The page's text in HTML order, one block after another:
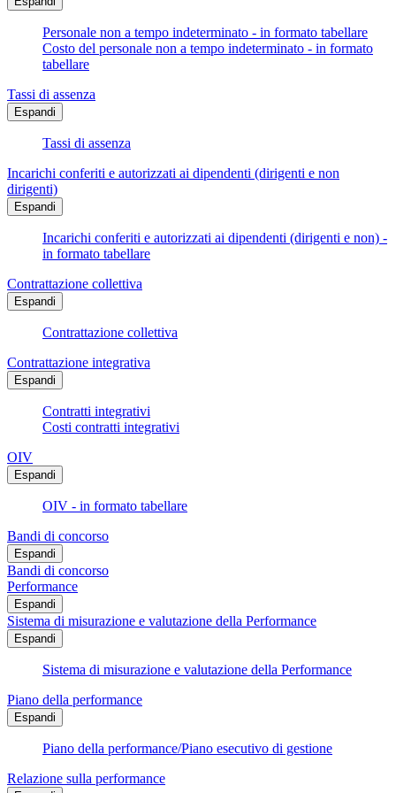
Personale non a tempo indeterminato - in formato tabellare
Costo del personale non a tempo indeterminato - in formato
tabellare
Tassi di assenza
Espandi
Tassi di assenza
Incarichi conferiti e autorizzati ai dipendenti (dirigenti e non
dirigenti)
Espandi
Incarichi conferiti e autorizzati ai dipendenti (dirigenti e non) -
in formato tabellare
Contrattazione collettiva
Espandi
Contrattazione collettiva
Contrattazione integrativa
Espandi
Contratti integrativi
Costi contratti integrativi
OIV
Espandi
OIV - in formato tabellare
Bandi di concorso
Espandi
Bandi di concorso
Performance
Espandi
Sistema di misurazione e valutazione della Performance
Espandi
Sistema di misurazione e valutazione della Performance
Piano della performance
Espandi
Piano della performance/Piano esecutivo di gestione
Relazione sulla performance